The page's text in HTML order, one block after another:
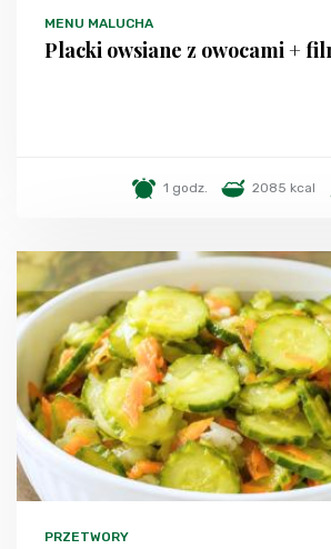
MENU MALUCHA
Placki owsiane z owocami +
1 godz. 2085 kcal
PRZETWORY